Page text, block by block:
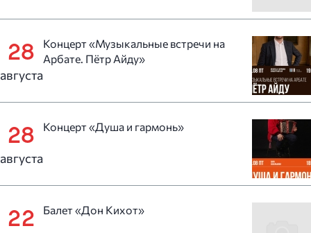
28
августа
Концерт «Музыкальные встречи на
Арбате. Пётр Айду»
28
августа
Концерт «Душа и гармонь»
22 Балет «Дон Кихот»